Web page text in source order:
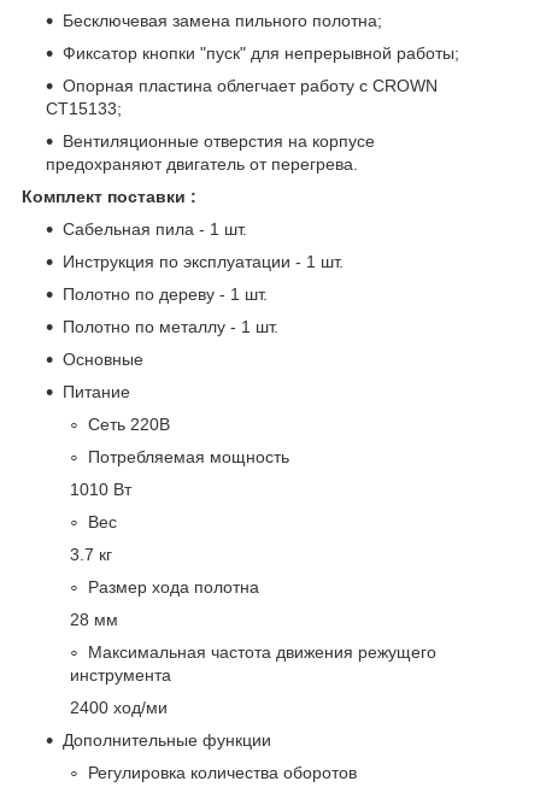
Бесключевая замена пильного полотна;
Фиксатор кнопки "пуск" для непрерывной работы;
Опорная пластина облегчает работу с CROWN
CT15133;
Вентиляционные отверстия на корпусе
предохраняют двигатель от перегрева.
Комплект поставки :
Сабельная пила - 1 шт.
Инструкция по эксплуатации - 1 шт.
Полотно по дереву - 1 шт.
Полотно по металлу - 1 шт.
Основные
Питание
Сеть 220В
Потребляемая мощность
1010 Вт
Вес
3.7 кг
Размер хода полотна
28 мм
Максимальная частота движения режущего
инструмента
2400 ход/ми
Дополнительные функции
Регулировка количества оборотов